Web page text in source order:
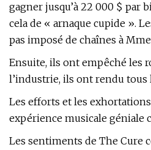
gagner jusqu’à 22 000 $ par
cela de « arnaque cupide ».
pas imposé de chaînes à
Ensuite, ils ont empêché les
l’industrie, ils ont rendu tous
Les efforts et les
expérience musicale géniale
Les sentiments de The Cure